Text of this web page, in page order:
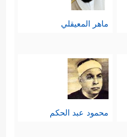
ماهر المعيقلي
محمود عبد الحكم